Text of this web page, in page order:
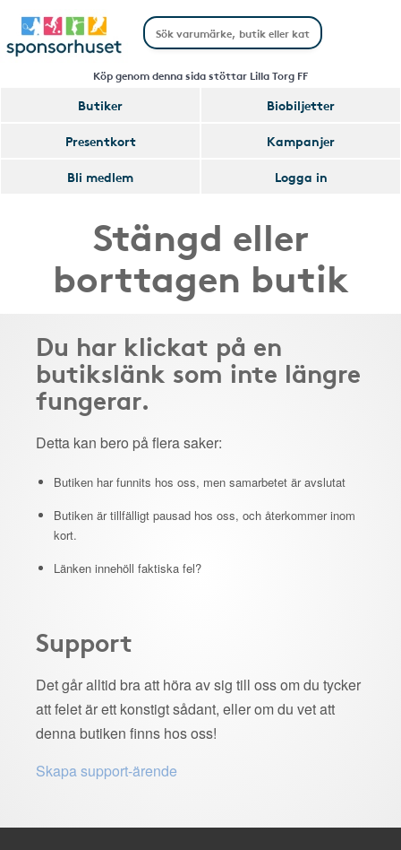
Köp genom denna sida stöttar Lilla Torg FF
Butiker
Biobiljetter
Presentkort
Kampanjer
Bli medlem
Logga in
Stängd eller
borttagen butik
Du har klickat på en
butikslänk som inte längre
fungerar.
Detta kan bero på flera saker:
Butiken har funnits hos oss, men samarbetet är avslutat
Butiken är tillfälligt pausad hos oss, och återkommer inom
kort.
Länken innehöll faktiska fel?
Support
Det går alltid bra att höra av sig till oss om du tycker
att felet är ett konstigt sådant, eller om du vet att
denna butiken finns hos oss!
Skapa support-ärende